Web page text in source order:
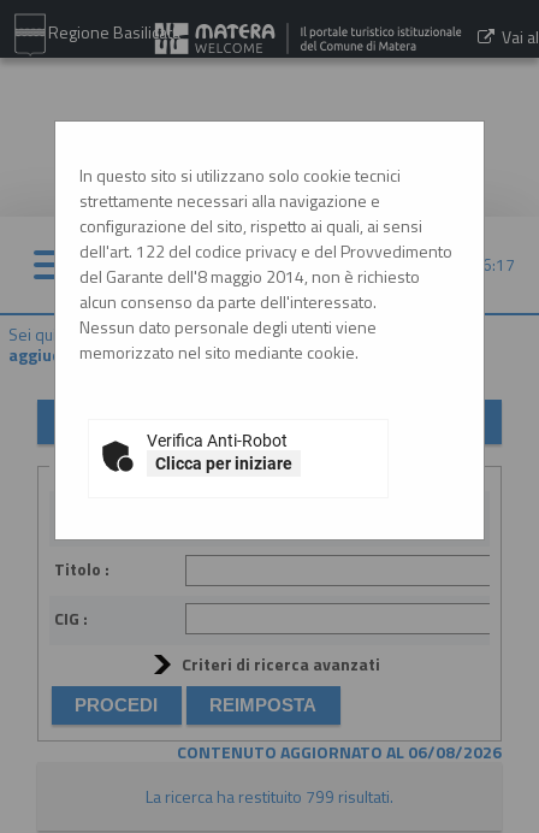
Regione Basilicata Vai al
09/08/2026 16:17
Sei qui: Home»Procedure d'appalto e contratti»Avvisi di
aggiudicazione, esiti e affida...
In questo sito si utilizzano solo cookie tecnici
strettamente necessari alla navigazione e
configurazione del sito, rispetto ai quali, ai sensi
dell'art. 122 del codice privacy e del Provvedimento
del Garante dell'8 maggio 2014, non è richiesto
alcun consenso da parte dell'interessato.
Nessun dato personale degli utenti viene
memorizzato nel sito mediante cookie.
Verifica Anti-Robot
Clicca per iniziare
Criteri di ricerca
Titolo :
CIG :
Criteri di ricerca avanzati
CONTENUTO AGGIORNATO AL 06/08/2026
La ricerca ha restituito 799 risultati.